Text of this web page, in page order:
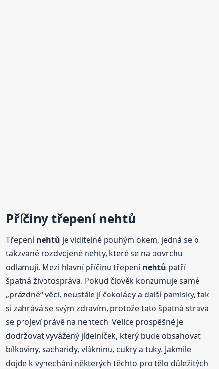
Příčiny třepenínehtů
Třepenínehtů je viditelné pouhým okem, jedná se o
takzvané rozdvojené nehty, které se na povrchu
odlamují. Mezi hlavní příčinu třepenínehtů patří
špatná životospráva. Pokud člověk konzumuje samé
„prázdné“ věci, neustále jí čokolády a další pamlsky, tak
si zahrává se svým zdravím, protože tato špatná strava
se projeví právě na nehtech. Velice prospěšné je
dodržovat vyvážený jídelníček, který bude obsahovat
bílkoviny, sacharidy, vlákninu, cukry a tuky. Jakmile
dojde k vynechání některých těchto pro tělo důležitých